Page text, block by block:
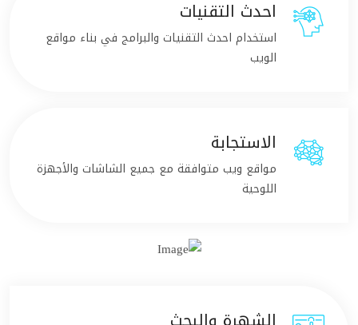
احدث التقنيات
استخدام احدث التقنيات والبرامج في بناء مواقع
الويب
الاستجابة
مواقع ويب متوافقة مع جميع الشاشات والأجهزة
اللوحية